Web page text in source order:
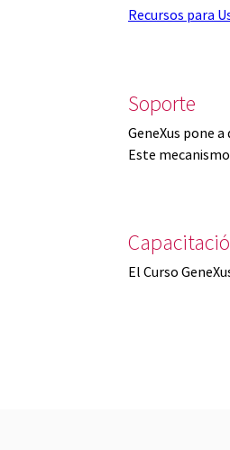
Recursos para
Soporte
GeneXus pone
Este
El Curso